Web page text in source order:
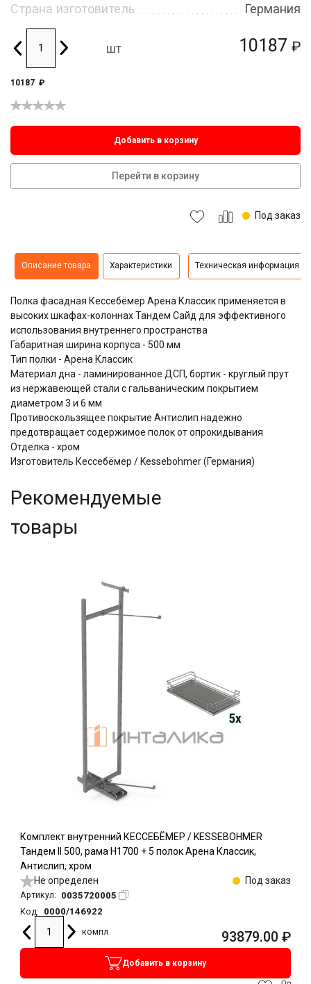
10187 ₽
Страна изготовитель
Германия
шт
10187 ₽
Добавить в корзину
Перейти в корзину
Под заказ
Описание товара Характеристики Техническая информация
Полка фасадная Кессебёмер Арена Классик применяется в
высоких шкафах-колоннах Тандем Сайд для эффективного
использования внутреннего пространства
Габаритная ширина корпуса - 500 мм
Тип полки - Арена Классик
Материал дна - ламинированное ДСП, бортик - круглый прут
из нержавеющей стали с гальваническим покрытием
диаметром 3 и 6 мм
Противоскользящее покрытие Антислип надежно
предотвращает содержимое полок от опрокидывания
Отделка - хром
Изготовитель Кессебёмер / Kessebohmer (Германия)
Рекомендуемые
товары
Комплект внутренний КЕССЕБЁМЕР / KESSEBOHMER
Тандем II 500, рама H1700 + 5 полок Арена Классик,
Антислип, хром
Не определен
Под заказ
Артикул: 0035720005
Код:
0000/146922
компл
93879.00 ₽
Добавить в корзину